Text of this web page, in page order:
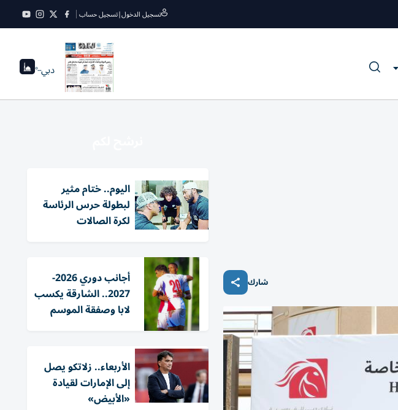
تسجيل الدخول|تسجيل حساب
دبي--°
شارك
اليوم.. ختام مثير
لبطولة حرس الرئاسة
لكرة الصالات
أجانب دوري 2026-
2027.. الشارقة يكسب
لابا وصفقة الموسم
الأربعاء.. زلاتكو يصل
إلى الإمارات لقيادة
«الأبيض»